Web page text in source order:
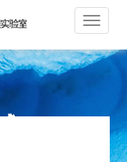
切
换
导